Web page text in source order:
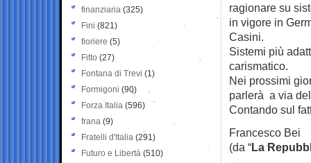
ragionare su
in vigore in
Casini.
Sistemi più
carismatico.
Nei prossimi
parlerà a via
Contando sul
Francesco Bei
(da “La
finanziaria (325)
Fini (821)
fioriere (5)
Fitto (27)
Fontana di Trevi (1)
Formigoni (90)
Forza Italia (596)
frana (9)
Fratelli d'Italia (291)
Futuro e Libertà (510)